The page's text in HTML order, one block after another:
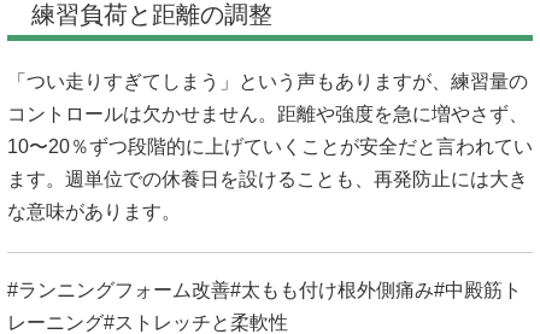
練習負荷と距離の調整
「つい走りすぎてしまう」という声もありますが、練習量の
コントロールは欠かせません。距離や強度を急に増やさず、
10〜20％ずつ段階的に上げていくことが安全だと言われてい
ます。週単位での休養日を設けることも、再発防止には大き
な意味があります。
#ランニングフォーム改善#太もも付け根外側痛み#中殿筋ト
レーニング#ストレッチと柔軟性